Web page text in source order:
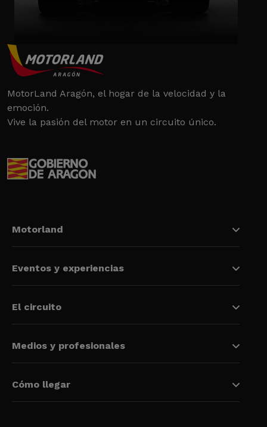
MotorLand Aragón, el hogar de la velocidad y la
emoción.
Vive la pasión del motor en un circuito único.
Motorland
Eventos y experiencias
El circuito
Medios y profesionales
Cómo llegar